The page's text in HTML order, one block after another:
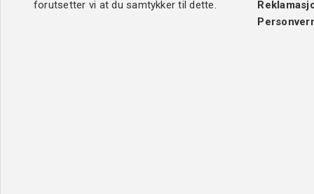
forutsetter vi at du samtykker til dette.